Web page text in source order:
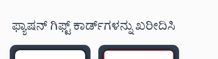
ಫ್ಯಾಷನ್ ಗಿಫ್ಟ್ ಕಾರ್ಡ್‌ಗಳನ್ನು ಖರೀದಿಸಿ